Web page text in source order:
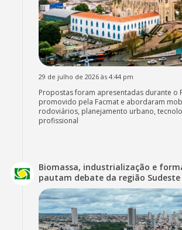
29 de julho de 2026 às 4:44 pm
Propostas foram apresentadas durante o
promovido pela Facmat e abordaram
rodoviários, planejamento urbano,
profissional
Biomassa, industrialização e
pautam debate da região Sudeste